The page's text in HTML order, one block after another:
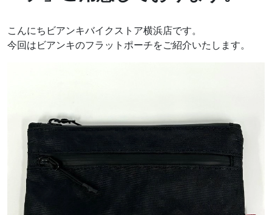
こんにちビアンキバイクストア横浜店です。
今回はビアンキのフラットポーチをご紹介いたします。